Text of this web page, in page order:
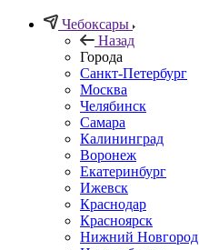
Чебоксары
Назад
Города
Санкт-Петербург
Москва
Челябинск
Самара
Калининград
Воронеж
Екатеринбург
Ижевск
Краснодар
Красноярск
Нижний Новгород